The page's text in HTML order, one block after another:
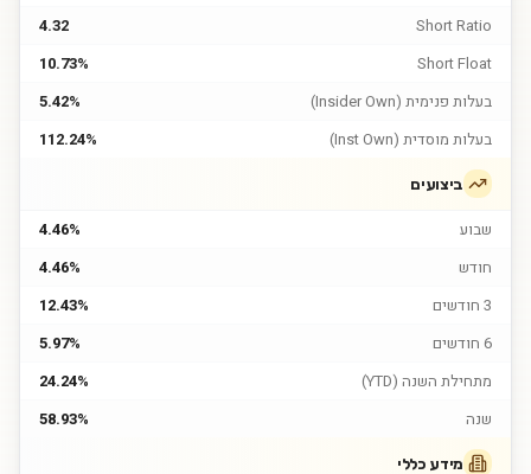
Short Ratio
4.32
Short Float
10.73%
בעלות פנימית (Insider Own)
5.42%
בעלות מוסדית (Inst Own)
112.24%
ביצועים
שבוע
4.46%
חודש
4.46%
3 חודשים
12.43%
6 חודשים
5.97%
מתחילת השנה (YTD)
24.24%
שנה
58.93%
מידע כללי